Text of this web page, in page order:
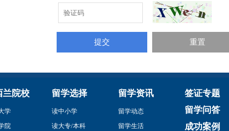
兰院校
学
院
留学选择
读中小学
读大专/本科
留学资讯
留学动态
留学生活
签证专题
留学问答
成功案例